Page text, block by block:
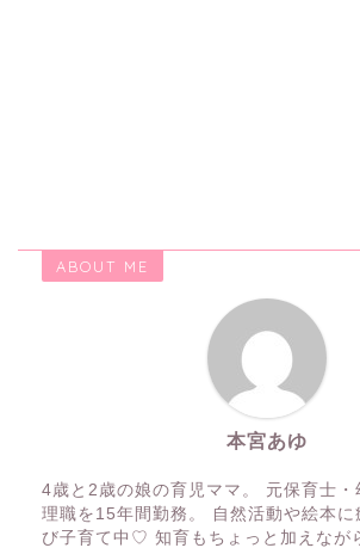
ABOUT ME
本宮あゆ
4歳と2歳の娘の育児ママ。 元保育士・
理職を15年間勤務。 自然活動や絵本に
び子育て中♡ 知育もちょっと加えなが